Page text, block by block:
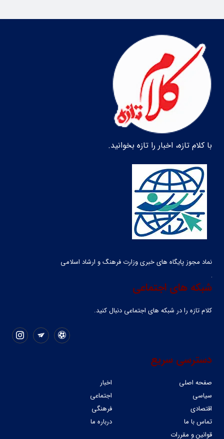
با کلام تازه، اخبار را تازه بخوانید.
نماد مجوز پایگاه های خبری وزارت فرهنگ و ارشاد اسلامی
شبکه های اجتماعی
کلام تازه را در شبکه ‌های اجتماعی دنبال کنید.
دسترسی سریع
صفحه اصلی
اخبار
سیاسی
اجتماعی
اقتصادی
فرهنگی
تماس با ما
درباره ما
قوانین و مقررات